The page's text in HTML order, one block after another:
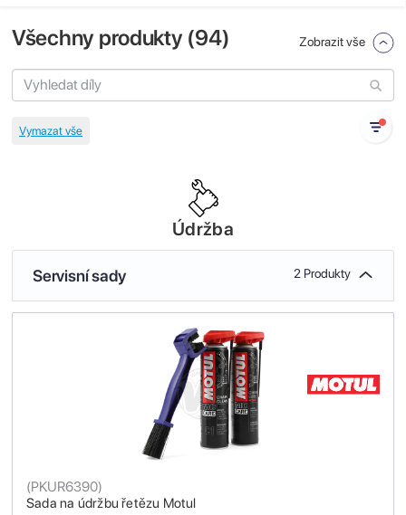
Všechny produkty (94) Zobrazit vše
Údržba
Servisní sady 2 Produkty
Sada na údržbu řetězu Motul
(PKUR6390)